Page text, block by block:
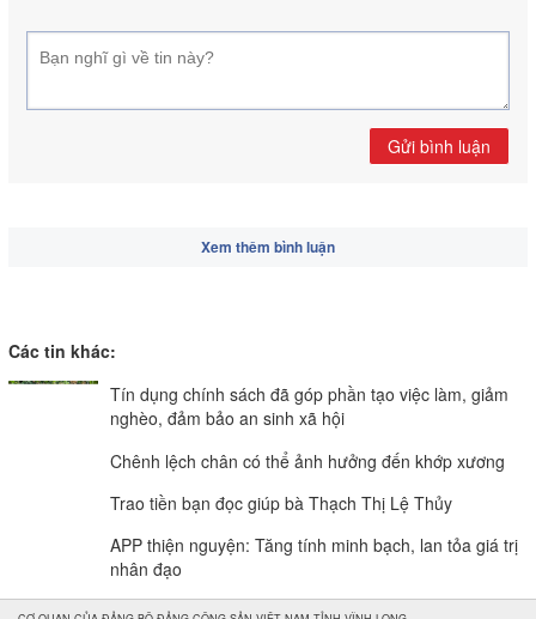
Gửi bình luận
Xem thêm bình luận
Các tin khác:
Tín dụng chính sách đã góp phần tạo việc làm, giảm
nghèo, đảm bảo an sinh xã hội
Chênh lệch chân có thể ảnh hưởng đến khớp xương
Trao tiền bạn đọc giúp bà Thạch Thị Lệ Thủy
APP thiện nguyện: Tăng tính minh bạch, lan tỏa giá trị
nhân đạo